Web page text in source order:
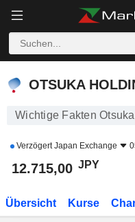
OTSUKA
Wichtige Fakten
VerzögertJapan Exchange
12.715,00 JPY
Übersicht Kurse